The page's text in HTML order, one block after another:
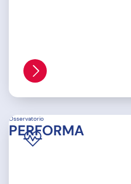
Osservatorio
PERFORMA